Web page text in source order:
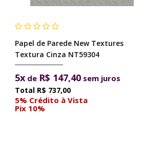
Papel de Parede New Textures
Textura Cinza NT59304
5xde R$ 147,40sem juros
R$ 737,00
5% Crédito à Vista
Pix 10%